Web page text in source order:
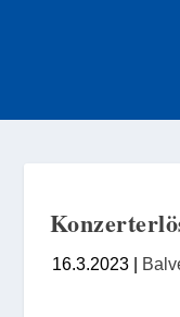
16.3.2023 |